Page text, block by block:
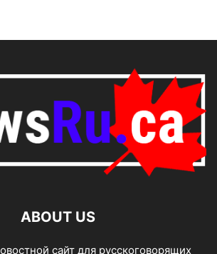
ABOUT US
сайт для русскоговорящих